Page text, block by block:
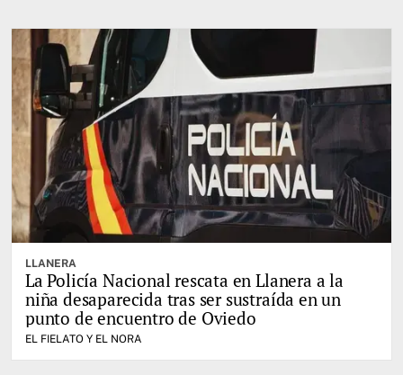
LLANERA
La Policía Nacional rescata en Llanera a la
niña desaparecida tras ser sustraída en un
punto de encuentro de Oviedo
EL FIELATO Y EL NORA